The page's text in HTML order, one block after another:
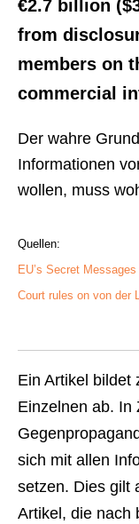
€2.7 billion
from
members on
commercial
Der wahre
Informationen
wollen, muss
Quellen:
EU’s Secret
Court rules on von der
Ein Artikel bildet
Einzelnen ab. In
sich mit allen
setzen. Dies gilt
Artikel, die nach